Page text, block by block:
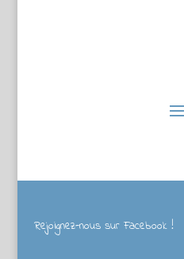
Rejoignez-nous sur Facebook !